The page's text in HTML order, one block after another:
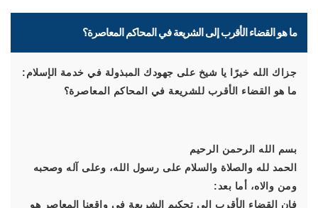
ما هو القضاء الأقرب إلى الشريعة في المحاكم المعاصرة؟
جزاك الله خيرًا يا شيخ على جهودك المبذولة في خدمة الإسلام:
ما هو القضاء الأقرب للشريعة في المحاكم المعاصرة؟
بسم الله الرحمن الرحيم
الحمد لله والصلاة والسلام على رسول الله، وعلى آله وصحبه
ومن والاه، أما بعد:
فإن القضاء الأقرب إلى تحكيم الشريعة في واقعنا المعاصر هو